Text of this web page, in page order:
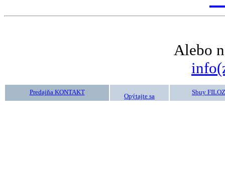
Alebo
Predajňa KONTAKT
Opýtajte sa
Sbuy